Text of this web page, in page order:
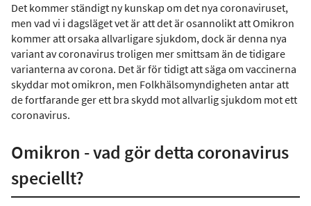
Det kommer ständigt ny kunskap om det nya coronaviruset,
men vad vi i dagsläget vet är att det är osannolikt att Omikron
kommer att orsaka allvarligare sjukdom, dock är denna nya
variant av coronavirus troligen mer smittsam än de tidigare
varianterna av corona. Det är för tidigt att säga om vaccinerna
skyddar mot omikron, men Folkhälsomyndigheten antar att
de fortfarande ger ett bra skydd mot allvarlig sjukdom mot ett
coronavirus.
Omikron - vad gör detta coronavirus
speciellt?